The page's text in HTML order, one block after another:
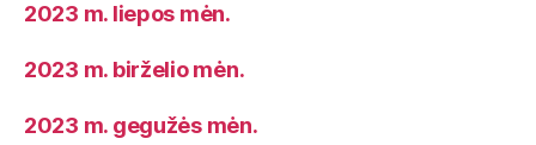
2023 m. liepos mėn.
2023 m. birželio mėn.
2023 m. gegužės mėn.